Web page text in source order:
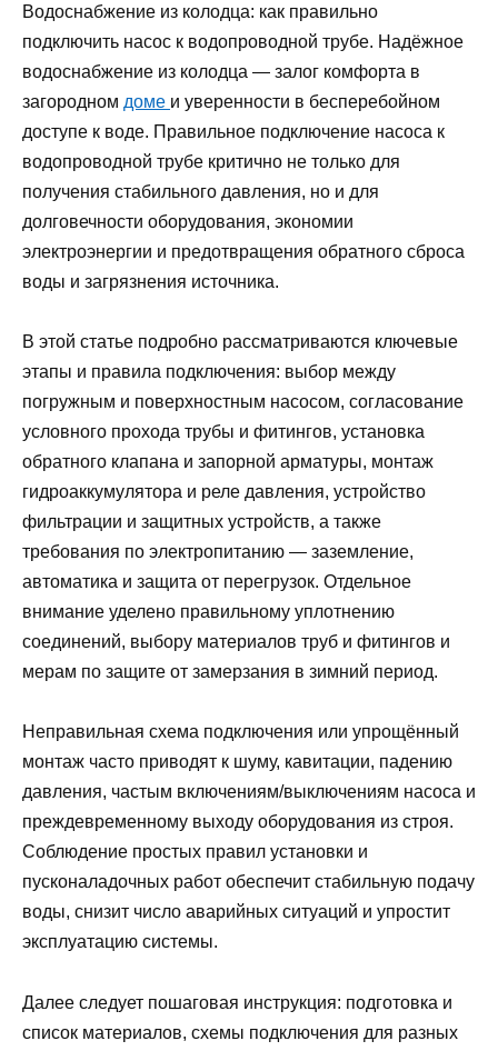
Водоснабжение из колодца: как правильно
подключить насос к водопроводной трубе. Надёжное
водоснабжение из колодца — залог комфорта в
загородном доме и уверенности в бесперебойном
доступе к воде. Правильное подключение насоса к
водопроводной трубе критично не только для
получения стабильного давления, но и для
долговечности оборудования, экономии
электроэнергии и предотвращения обратного сброса
воды и загрязнения источника.
В этой статье подробно рассматриваются ключевые
этапы и правила подключения: выбор между
погружным и поверхностным насосом, согласование
условного прохода трубы и фитингов, установка
обратного клапана и запорной арматуры, монтаж
гидроаккумулятора и реле давления, устройство
фильтрации и защитных устройств, а также
требования по электропитанию — заземление,
автоматика и защита от перегрузок. Отдельное
внимание уделено правильному уплотнению
соединений, выбору материалов труб и фитингов и
мерам по защите от замерзания в зимний период.
Неправильная схема подключения или упрощённый
монтаж часто приводят к шуму, кавитации, падению
давления, частым включениям/выключениям насоса и
преждевременному выходу оборудования из строя.
Соблюдение простых правил установки и
пусконаладочных работ обеспечит стабильную подачу
воды, снизит число аварийных ситуаций и упростит
эксплуатацию системы.
Далее следует пошаговая инструкция: подготовка и
список материалов, схемы подключения для разных